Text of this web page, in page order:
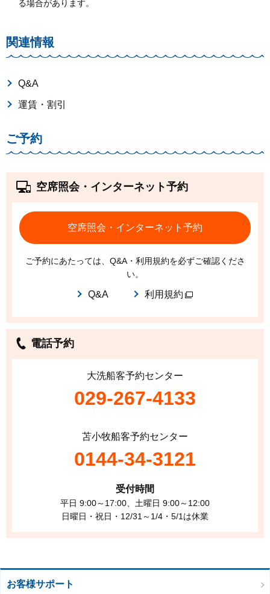
る場合があります。
関連情報
Q&A
運賃・割引
ご予約
空席照会・インターネット予約
空席照会・インターネット予約
ご予約にあたっては、Q&A・利用規約を必ずご確認くださ
い。
Q&A 利用規約
電話予約
大洗船客予約センター
029-267-4133
苫小牧船客予約センター
0144-34-3121
受付時間
平日 9:00～17:00、土曜日 9:00～12:00
日曜日・祝日・12/31～1/4・5/1は休業
お客様サポート